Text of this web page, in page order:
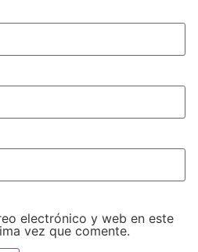
electrónico y web en este
vez que comente.